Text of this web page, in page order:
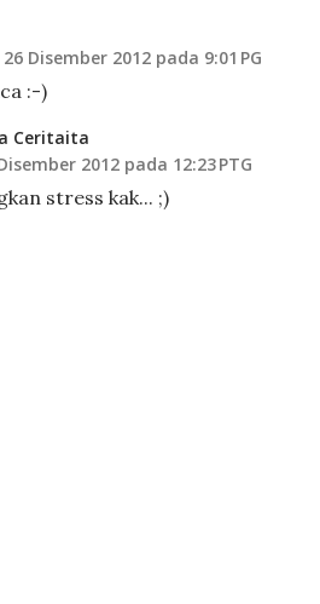
26 Disember 2012 pada 9:01 PG
:-)
Ceritaita
2012 pada 12:23 PTG
stress kak... ;)